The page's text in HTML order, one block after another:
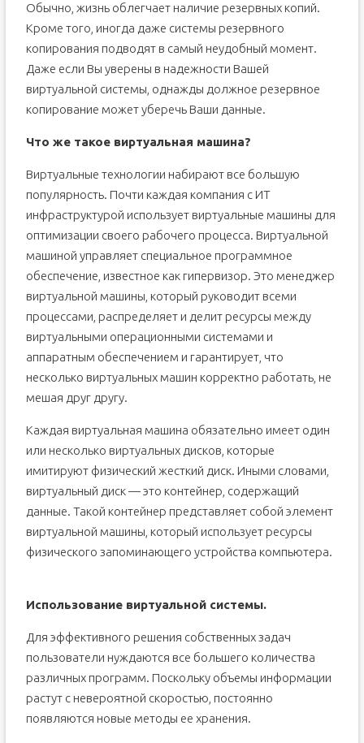
Обычно, жизнь облегчает наличие резервных копий.
Кроме того, иногда даже системы резервного
копирования подводят в самый неудобный момент.
Даже если Вы уверены в надежности Вашей
виртуальной системы, однажды должное резервное
копирование может уберечь Ваши данные.
Что же такое виртуальная машина?
Виртуальные технологии набирают все большую
популярность. Почти каждая компания с ИТ
инфраструктурой использует виртуальные машины для
оптимизации своего рабочего процесса. Виртуальной
машиной управляет специальное программное
обеспечение, известное как гипервизор. Это менеджер
виртуальной машины, который руководит всеми
процессами, распределяет и делит ресурсы между
виртуальными операционными системами и
аппаратным обеспечением и гарантирует, что
несколько виртуальных машин корректно работать, не
мешая друг другу.
Каждая виртуальная машина обязательно имеет один
или несколько виртуальных дисков, которые
имитируют физический жесткий диск. Иными словами,
виртуальный диск — это контейнер, содержащий
данные. Такой контейнер представляет собой элемент
виртуальной машины, который использует ресурсы
физического запоминающего устройства компьютера.
Использование виртуальной системы.
Для эффективного решения собственных задач
пользователи нуждаются все большего количества
различных программ. Поскольку объемы информации
растут с невероятной скоростью, постоянно
появляются новые методы ее хранения.